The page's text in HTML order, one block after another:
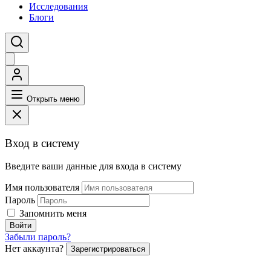
Исследования
Блоги
Открыть меню
Вход в систему
Введите ваши данные для входа в систему
Имя пользователя
Пароль
Запомнить меня
Войти
Забыли пароль?
Нет аккаунта?
Зарегистрироваться